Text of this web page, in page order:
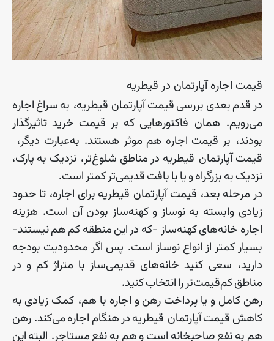
قیمت اجاره آپارتمان در قیطریه
در قدمبعدی بررسیقیمتآپارتمان قیطریه، بهسراغاجاره
میرویم. همان فاکتورهایی که بر قیمت خرید تاثیرگذار
بودند، بر قیمت اجاره هم موثر هستند. بهعبارت دیگر،
قیمت آپارتمان قیطریه در مناطق شلوغتر، نزدیک به پارک،
نزدیکبهبزرگراهویابابافتقدیمیترکمتراست.
در مرحله بعد، قیمتآپارتمان قیطریه برای اجاره، تا حدود
زیادی وابسته به نوساز و کهنهساز بودن آن است. هزینه
اجاره خانههایکهنهساز -که دراینمنطقهکمهمنیستند-
بسیار کمتر از انواع نوساز است. پس اگر محدودیت بودجه
دارید، سعی کنید خانههای قدیمیساز با متراژ کم و در
مناطقکمقیمتترراانتخابکنید.
رهن کامل و یا پرداخت رهنو اجاره با هم، کمک زیادی به
کاهش قیمتآپارتمان قیطریهدرهنگام اجارهمیکند.رهن
هم بهنفعصاحبخانه استوهم بهنفعمستاجر. البتهاین